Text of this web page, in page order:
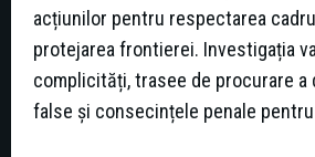
acțiunilor pentru respectarea
protejarea frontierei. Investigația
complicități, trasee de procurare a
false şi consecințele penale